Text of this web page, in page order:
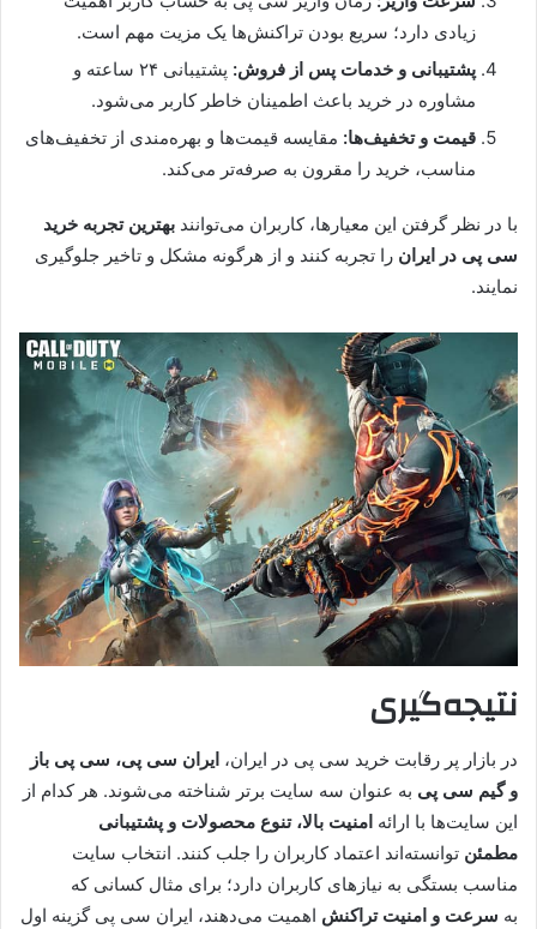
زیادی دارد؛ سریع بودن تراکنش‌ها یک مزیت مهم است.
پشتیبانی و خدمات پس از فروش:
پشتیبانی ۲۴ ساعته و
مشاوره در خرید باعث اطمینان خاطر کاربر می‌شود.
قیمت و تخفیف‌ها: مقایسه قیمت‌ها و بهره‌مندی از تخفیف‌های
مناسب، خرید را مقرون به صرفه‌تر می‌کند.
با در نظر گرفتن این معیارها، کاربران می‌توانند بهترین تجربه خرید
سی پی در ایران را تجربه کنند و از هرگونه مشکل و تاخیر جلوگیری
نمایند.
نتیجه‌گیری
در بازار پر رقابت خرید سی پی در ایران، ایران سی پی، سی پی باز
و گیم سی پی به عنوان سه سایت برتر شناخته می‌شوند. هر کدام از
این سایت‌ها با ارائه امنیت بالا، تنوع محصولات و پشتیبانی
مطمئن توانسته‌اند اعتماد کاربران را جلب کنند. انتخاب سایت
مناسب بستگی به نیازهای کاربران دارد؛ برای مثال کسانی که
به سرعت و امنیت تراکنش اهمیت می‌دهند، ایران سی پی گزینه اول